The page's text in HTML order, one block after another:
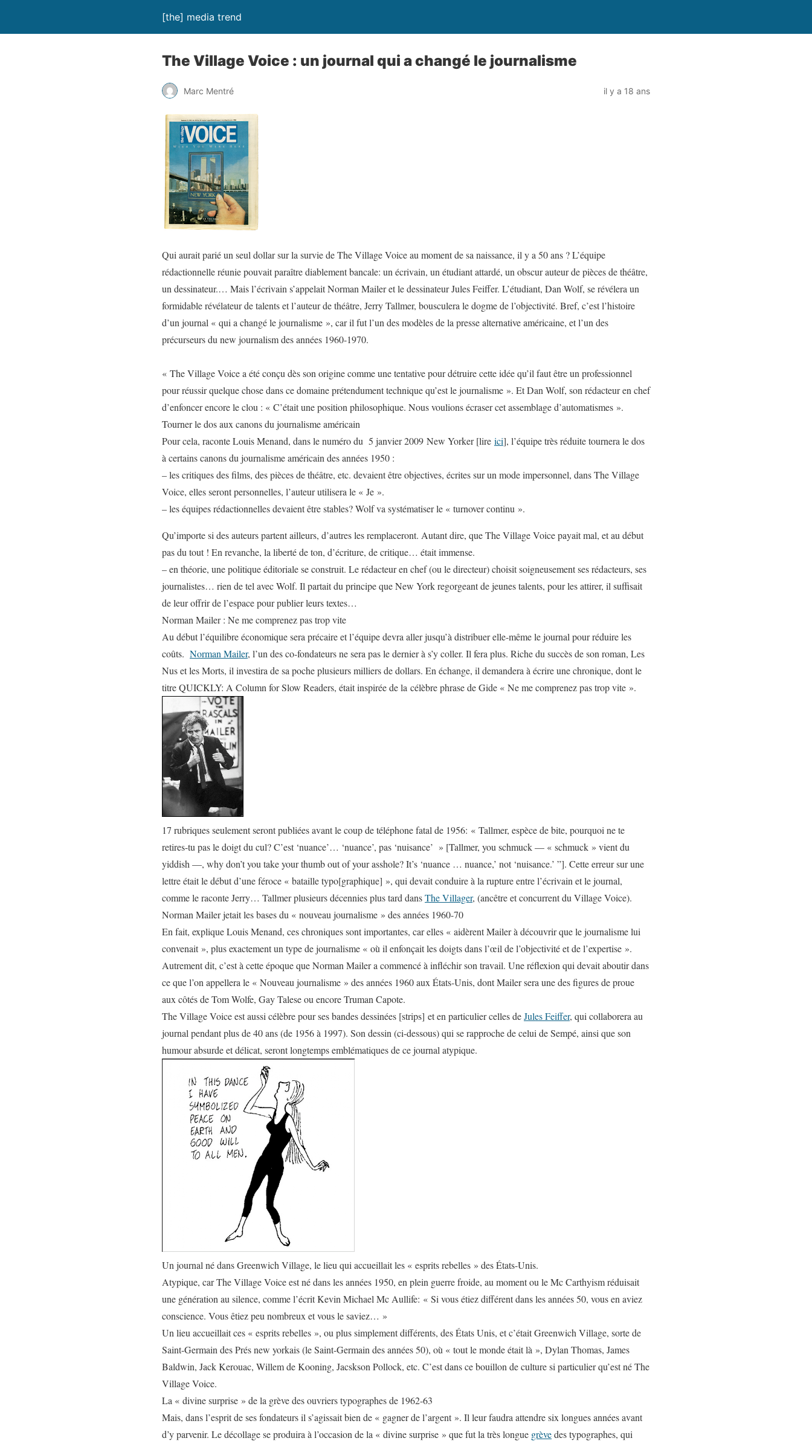
[the] media trend
The Village Voice : un journal qui a changé le journalisme
Marc Mentré il y a 18 ans
Qui aurait parié un seul dollar sur la survie deThe Village Voiceau moment de sa naissance, il y a 50 ans ? L’équipe
rédactionnelle réunie pouvait paraître diablement bancale: un écrivain, un étudiant attardé, un obscur auteur de pièces de théâtre,
un dessinateur.… Mais l’écrivain s’appelait Norman Mailer et le dessinateur Jules Feiffer. L’étudiant, Dan Wolf, se révélera un
formidable révélateur de talents et l’auteur de théâtre, Jerry Tallmer, bousculera le dogme de l’objectivité. Bref, c’est l’histoire
d’un journal « qui a changé le journalisme », car il fut l’un des modèles de la presse alternative américaine, et l’un des
précurseurs du new journalismdes années 1960-1970.
« The Village Voicea été conçu dès son origine comme une tentative pour détruire cette idée qu’il faut être un professionnel
pour réussir quelque chose dans ce domaine prétendument technique qu’est le journalisme ». Et Dan Wolf, son rédacteur en chef
d’enfoncer encore le clou : « C’était une position philosophique. Nous voulions écraser cet assemblage d’automatismes ».
Tourner le dos aux canons du journalisme américain
Pour cela, raconte Louis Menand, dans le numéro du 5 janvier 2009 New Yorker[lire ici], l’équipe très réduite tournera le dos
à certains canons du journalisme américain des années 1950 :
– les critiques des films, des pièces de théâtre, etc. devaient être objectives, écrites sur un mode impersonnel, dansThe Village
Voice, elles seront personnelles, l’auteur utilisera le « Je ».
– les équipes rédactionnelles devaient être stables? Wolf va systématiser le « turnover continu ».
Qu’importe si des auteurs partent ailleurs, d’autres les remplaceront. Autant dire, queThe Village Voicepayait mal, et au début
pas du tout ! En revanche, la liberté de ton, d’écriture, de critique… était immense.
– en théorie, une politique éditoriale se construit. Le rédacteur en chef (ou le directeur) choisit soigneusement ses rédacteurs, ses
journalistes… rien de tel avec Wolf. Il partait du principe que New York regorgeant de jeunes talents, pour les attirer, il suffisait
de leur offrir de l’espace pour publier leurs textes…
Norman Mailer : Ne me comprenez pas trop vite
Au début l’équilibre économique sera précaire et l’équipe devra aller jusqu’à distribuer elle-même le journal pour réduire les
coûts. Norman Mailer, l’un des co-fondateurs ne sera pas le dernier à s’y coller. Il fera plus. Riche du succès de son roman, Les
Nus et les Morts, il investira de sa poche plusieurs milliers de dollars. En échange, il demandera à écrire une chronique, dont le
titreQUICKLY: A Column for Slow Readers, était inspirée de la célèbre phrase de Gide « Ne me comprenez pas trop vite ».
17 rubriques seulement seront publiées avant le coup de téléphone fatal de 1956: « Tallmer, espèce de bite, pourquoi ne te
retires-tu pas le doigt du cul? C’est ‘nuance’… ‘nuance’, pas ‘nuisance’ » [Tallmer, you schmuck — « schmuck » vient du
yiddish —, why don’t you take your thumb out of your asshole? It’s ‘nuance … nuance,’ not ‘nuisance.’ ”]. Cette erreur sur une
lettre était le début d’une féroce « bataille typo[graphique] », qui devait conduire à la rupture entre l’écrivain et le journal,
comme le raconte Jerry… Tallmer plusieurs décennies plus tard dansThe Villager, (ancêtre et concurrent du Village Voice).
Norman Mailer jetait les bases du « nouveau journalisme » des années 1960-70
En fait, explique Louis Menand, ces chroniques sont importantes, car elles « aidèrent Mailer à découvrir que le journalisme lui
convenait », plus exactement un type de journalisme « où il enfonçait les doigts dans l’œil de l’objectivité et de l’expertise ».
Autrement dit, c’est à cette époque que Norman Mailer a commencé à infléchir son travail. Une réflexion qui devait aboutir dans
ce que l’on appellera le « Nouveau journalisme » des années 1960 aux États-Unis, dont Mailer sera une des figures de proue
aux côtés de Tom Wolfe, Gay Talese ou encore Truman Capote.
The Village Voiceest aussi célèbre pour ses bandes dessinées [strips] et en particulier celles deJules Feiffer, qui collaborera au
journal pendant plus de 40 ans (de 1956 à 1997). Son dessin (ci-dessous) qui se rapproche de celui de Sempé, ainsi que son
humour absurde et délicat, seront longtemps emblématiques de ce journal atypique.
Un journal né dans Greenwich Village, le lieu qui accueillait les « esprits rebelles » des États-Unis.
Atypique, carThe Village Voiceest né dans les années 1950, en plein guerre froide, au moment ou le Mc Carthyism réduisait
une génération au silence, comme l’écrit Kevin Michael Mc Aullife: « Si vous étiez différent dans les années 50, vous en aviez
conscience. Vous êtiez peu nombreux et vous le saviez… »
Un lieu accueillait ces « esprits rebelles », ou plus simplement différents, des États Unis, et c’était Greenwich Village, sorte de
Saint-Germain des Prés new yorkais (le Saint-Germain des années 50), où « tout le monde était là », Dylan Thomas, James
Baldwin, Jack Kerouac, Willem de Kooning, Jacskson Pollock, etc. C’est dans ce bouillon de culture si particulier qu’est néThe
Village Voice.
La « divine surprise » de la grève des ouvriers typographes de 1962-63
Mais, dans l’esprit de ses fondateurs il s’agissait bien de « gagner de l’argent ». Il leur faudra attendre six longues années avant
d’y parvenir. Le décollage se produira à l’occasion de la « divine surprise » que fut la très longue grèvedes typographes, qui